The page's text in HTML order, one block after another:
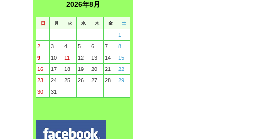
2026年8月
日 月 火 水 木 金 土
1
2
3 4 5 6 7
8
9
10 11 12 13 14
15
16
17 18 19 20 21
22
23
24 25 26 27 28
29
30
31